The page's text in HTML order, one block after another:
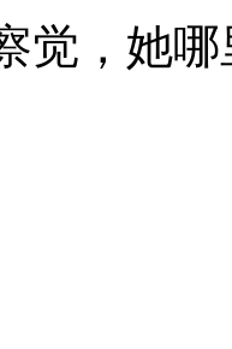
觉，她哪